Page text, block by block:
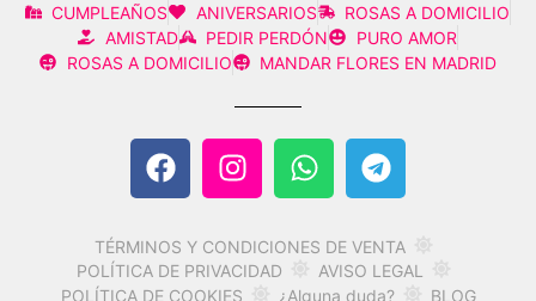
CUMPLEAÑOS ANIVERSARIOS
ROSAS A DOMICILIO
AMISTAD
PEDIR PERDÓN
PURO AMOR
ROSAS A DOMICILIO
MANDAR FLORES EN MADRID
TÉRMINOS Y CONDICIONES DE VENTA
POLÍTICA DE PRIVACIDAD
AVISO LEGAL
POLÍTICA DE COOKIES
¿Alguna duda? BLOG